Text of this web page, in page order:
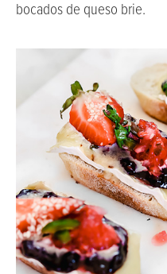
bocados de queso brie.